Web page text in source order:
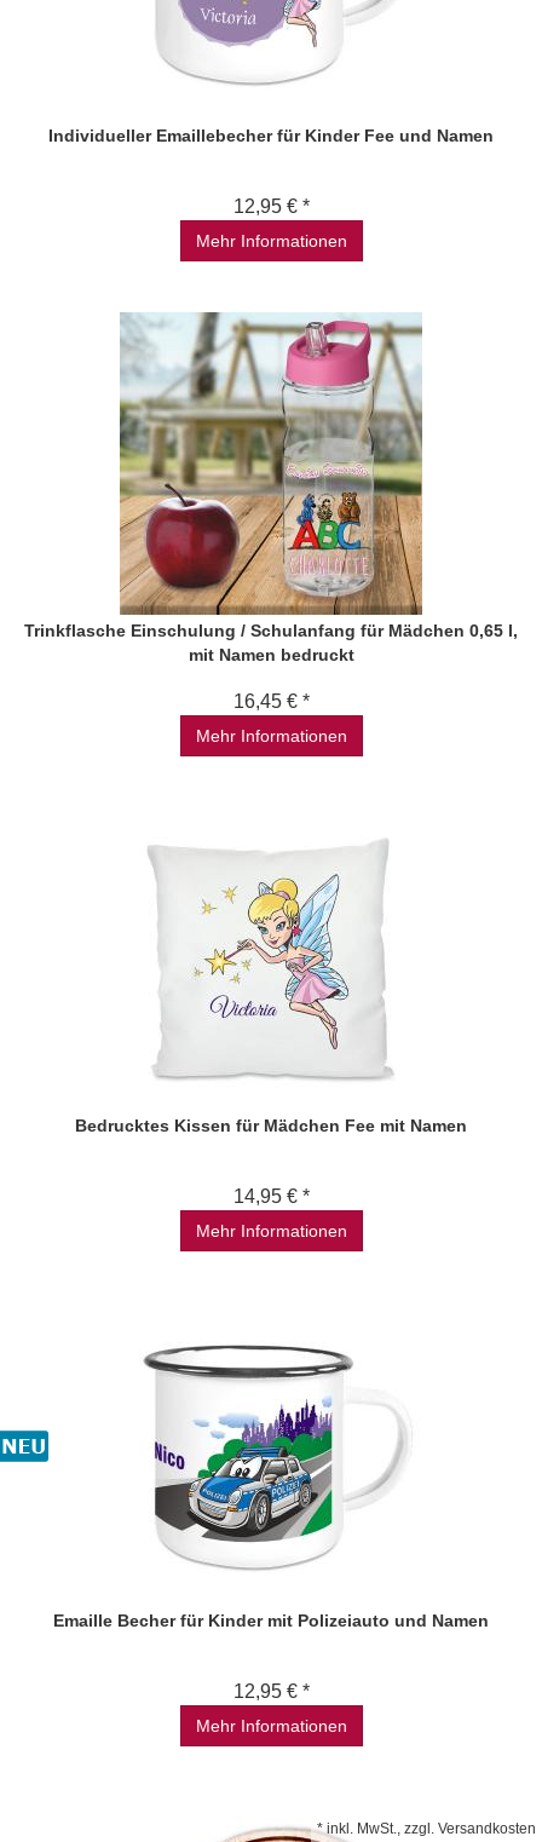
Individueller Emaillebecher für Kinder Fee und Namen
12,95 € *
Mehr Informationen
Trinkflasche Einschulung / Schulanfang für Mädchen 0,65 l,
mit Namen bedruckt
16,45 € *
Mehr Informationen
Bedrucktes Kissen für Mädchen Fee mit Namen
14,95 € *
Mehr Informationen
Emaille Becher für Kinder mit Polizeiauto und Namen
12,95 € *
Mehr Informationen
*inkl. MwSt., zzgl. Versandkosten